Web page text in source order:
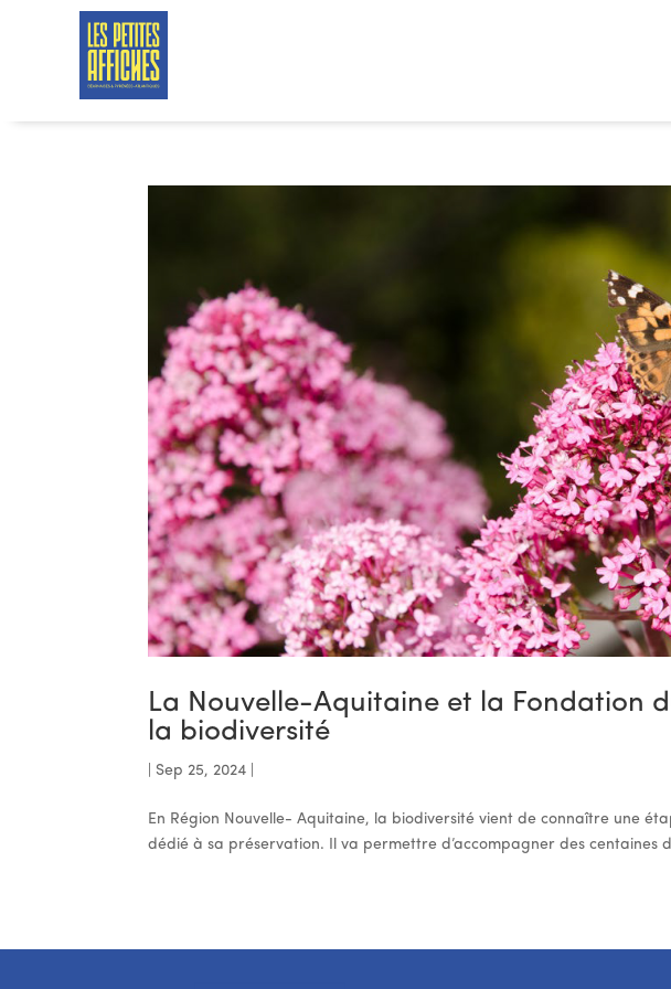
La Nouvelle-Aquitaine et la Fondation
la biodiversité
|Sep 25, 2024
En Région Nouvelle- Aquitaine, la biodiversité vient de connaître une
dédié à sa préservation. Il va permettre d’accompagner des centaines